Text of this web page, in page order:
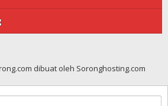
dibuat oleh Soronghosting.com